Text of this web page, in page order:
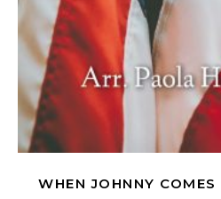
WHEN JOHNNY